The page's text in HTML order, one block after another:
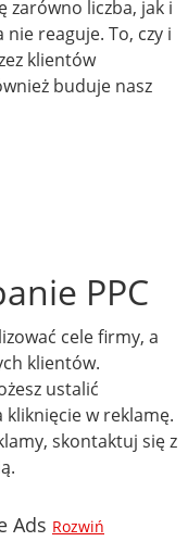
zarówno liczba, jak i
reaguje. To, czy i
klientów
buduje nasz
PPC
cele firmy, a
klientów.
ustalić
kliknięcie w reklamę.
skontaktuj się z
Ads Rozwiń